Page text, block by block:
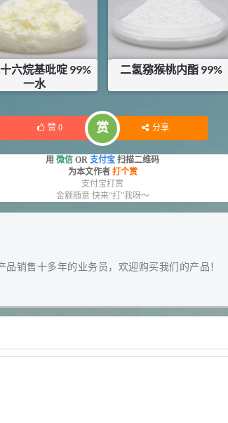
六烷基吡啶 99%
一水
库存：0.42KG
二氢猕猴桃内酯 99%
库存：0KG
赞 0 赏 分享
用 微信 OR 支付宝 扫描二维码
为本文作者 打个赏
支付宝打赏
金额随意 快来“打”我呀～
品销售十多年的业务员，欢迎购买我们的产品！
茴香醛）